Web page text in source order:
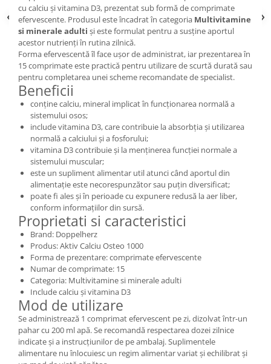
cu calciu și vitamina D3, prezentat sub formă de comprimate
efervescente. Produsul este încadrat în categoria Multivitamine
si minerale adulti și este formulat pentru a susține aportul
acestor nutrienți în rutina zilnică.
Forma efervescentă îl face ușor de administrat, iar prezentarea în
15 comprimate este practică pentru utilizare de scurtă durată sau
pentru completarea unei scheme recomandate de specialist.
Beneficii
conține calciu, mineral implicat în funcționarea normală a
sistemului osos;
include vitamina D3, care contribuie la absorbția și utilizarea
normală a calciului și a fosforului;
vitamina D3 contribuie și la menținerea funcției normale a
sistemului muscular;
este un supliment alimentar util atunci când aportul din
alimentație este necorespunzător sau puțin diversificat;
poate fi ales și în perioade cu expunere redusă la aer liber,
conform informațiilor din sursă.
Proprietati si caracteristici
Brand: Doppelherz
Produs: Aktiv Calciu Osteo 1000
Forma de prezentare: comprimate efervescente
Numar de comprimate: 15
Categoria: Multivitamine si minerale adulti
Include calciu și vitamina D3
Mod de utilizare
Se administrează 1 comprimat efervescent pe zi, dizolvat într-un
pahar cu 200 ml apă. Se recomandă respectarea dozei zilnice
indicate și a instrucțiunilor de pe ambalaj. Suplimentele
alimentare nu înlocuiesc un regim alimentar variat și echilibrat și